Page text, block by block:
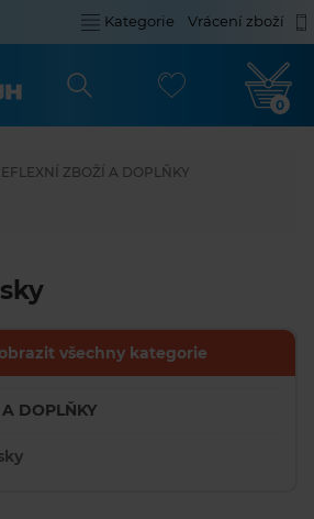
Kategorie Vrácení zboží
0
ZBOŽÍ A DOPLŇKY
všechny kategorie
DOPLŇKY